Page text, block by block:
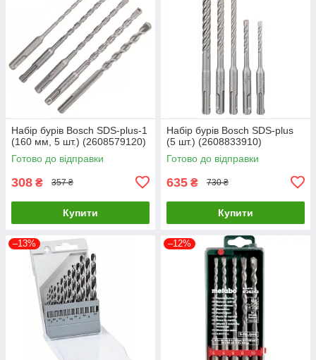
Набір бурів Bosch SDS-plus-1
(160 мм, 5 шт.) (2608579120)
Готово до відправки
308 ₴ 357 ₴
Купити
Набір бурів Bosch SDS-plus
(5 шт.) (2608833910)
Готово до відправки
635 ₴ 730 ₴
Купити
–13% –12%